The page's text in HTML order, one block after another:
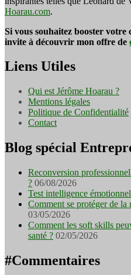
Hoarau.com.
Si vous souhaitez booster
invite à découvrir mon offre de
Liens Utiles
Qui est Jérôme Hoarau ?
Mentions légales
Politique de Confidentialité
Contact
Blog spécial
Reconversion
? 06/08/2026
Test intelligence
Comment se protéger de
03/05/2026
Comment les soft skills
santé ? 02/05/2026
#Commentaires